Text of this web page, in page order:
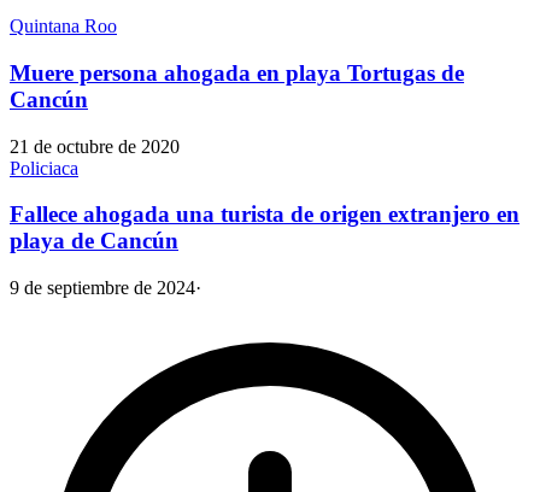
Quintana Roo
Muere persona ahogada en playa Tortugas de
Cancún
21 de octubre de 2020
Policiaca
Fallece ahogada una turista de origen extranjero en
playa de Cancún
9 de septiembre de 2024·